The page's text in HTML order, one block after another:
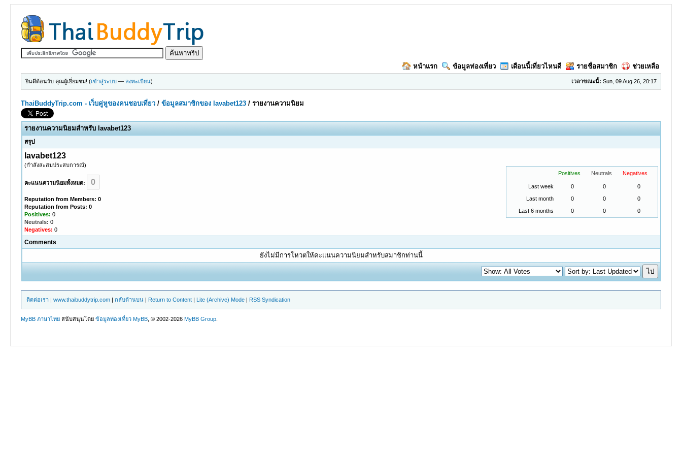
หน้าแรก ข้อมูลท่องเที่ยว เดือนนี้เที่ยวไหนดี รายชื่อสมาชิก ช่วยเหลือ
เวลาขณะนี้: Sun, 09 Aug 26, 20:17
ยินดีต้อนรับ คุณผู้เยี่ยมชม! (เข้าสู่ระบบ — ลงทะเบียน)
ThaiBuddyTrip.com - เว็บคู่หูของคนชอบเที่ยว /ข้อมูลสมาชิกของ lavabet123 /รายงานความนิยม
รายงานความนิยมสำหรับ lavabet123
สรุป
lavabet123
(กำลังสะสมประสบการณ์)
คะแนนความนิยมทั้งหมด: 0
Reputation from Members: 0
Reputation from Posts: 0
Positives: 0
Neutrals: 0
Negatives: 0
Positives Neutrals Negatives
Last week 0 0
0
Last month
0 0
0
Last 6 months
0 0 0
Comments
ยังไม่มีการโหวตให้คะแนนความนิยมสำหรับสมาชิกท่านนี้
ติดต่อเรา |www.thaibuddytrip.com |กลับด้านบน | Return to Content | Lite (Archive) Mode | RSS Syndication
MyBB ภาษาไทย สนับสนุนโดยข้อมูลท่องเที่ยว MyBB , © 2002-2026MyBB Group